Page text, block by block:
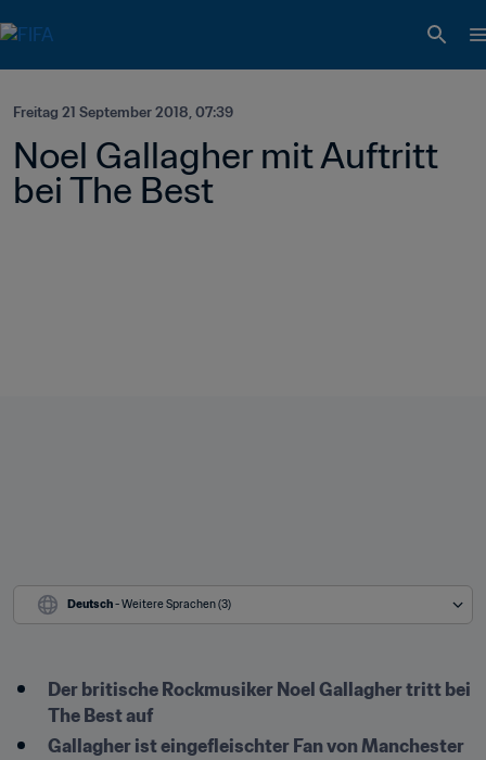
Freitag 21 September 2018, 07:39
Noel Gallagher mit Auftritt
bei The Best
Deutsch - Weitere Sprachen (3)
Der britische Rockmusiker Noel Gallagher tritt bei
The Best auf
Gallagher ist eingefleischter Fan von Manchester